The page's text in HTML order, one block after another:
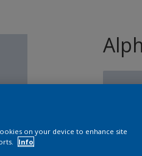
Grootte
on your device to enhance site
Info